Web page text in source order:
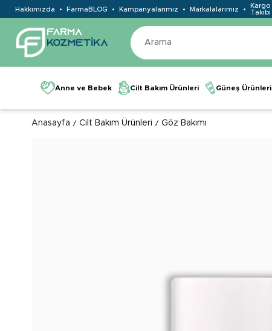
Hakkımızda FarmaBLOG Kampanyalarımız Markalalarımız
Kargo
Takibi
Anne ve Bebek Cilt Bakım Ürünleri Güneş Ürünleri
Anasayfa Cilt Bakım Ürünleri Göz Bakımı